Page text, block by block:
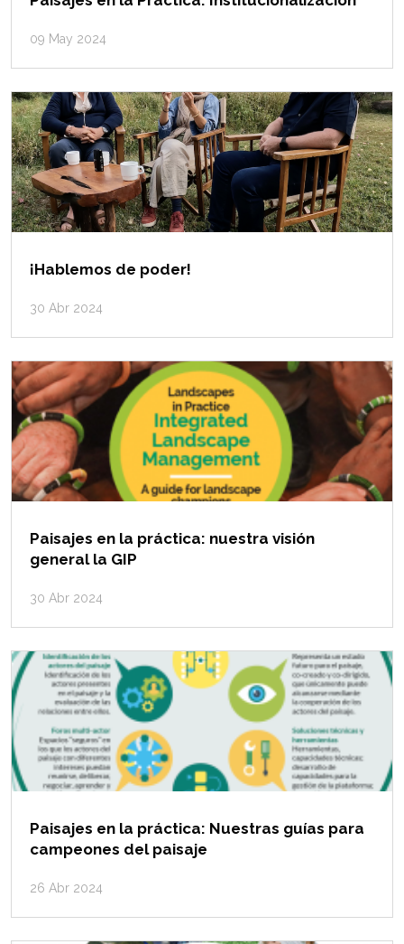
09 May 2024
¡Hablemos de poder!
30 Abr 2024
Paisajes en la práctica: nuestra visión
general la GIP
30 Abr 2024
Paisajes en la práctica: Nuestras guías para
campeones del paisaje
26 Abr 2024